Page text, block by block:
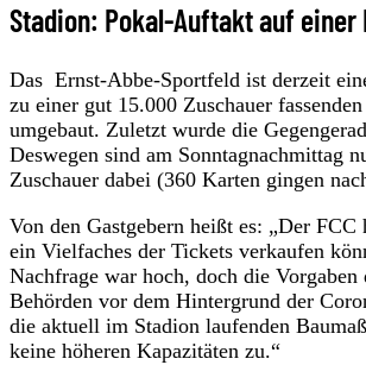
Stadion: Pokal-Auftakt auf einer
Das Ernst-Abbe-Sportfeld ist derzeit
zu einer gut 15.000 Zuschauer
umgebaut. Zuletzt wurde die
Deswegen sind am Sonntagnachmittag
Zuschauer dabei (360 Karten gingen
Von den Gastgebern heißt es: „Der FCC
ein Vielfaches der Tickets verkaufen
Nachfrage war hoch, doch die
Behörden vor dem Hintergrund der
die aktuell im Stadion laufenden
keine höheren Kapazitäten zu.“